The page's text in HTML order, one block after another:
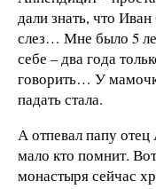
дали знать, что
слез… Мне было 5
себе – два года
говорить… У
падать стала.
А отпевал папу
мало кто помнит.
монастыря сейчас